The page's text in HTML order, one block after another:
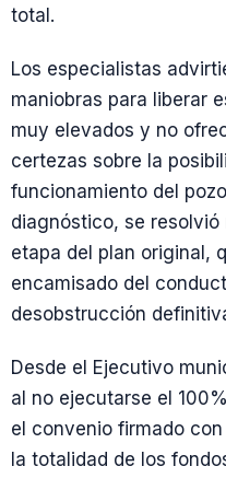
total.
Los especialistas
maniobras para liberar
muy elevados y no
certezas sobre la
funcionamiento del
diagnóstico, se
etapa del plan original,
encamisado del
desobstrucción
Desde el Ejecutivo
al no ejecutarse el
el convenio firmado con
la totalidad de los